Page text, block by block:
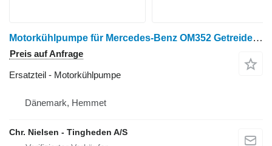
Motorkühlpumpe für Mercedes-Benz OM352 Getreideernter
Preis auf Anfrage
Ersatzteil - Motorkühlpumpe
Dänemark, Hemmet
Chr. Nielsen - Tingheden A/S